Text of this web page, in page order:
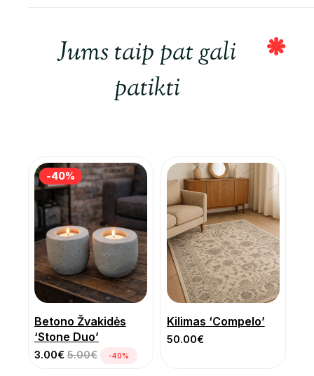
Jums taip pat gali
patikti
Betono Žvakidės
‘Stone Duo’
3.00€ 5.00€
-40%
-40%
-40%
Kilimas ‘Compelo’
50.00€